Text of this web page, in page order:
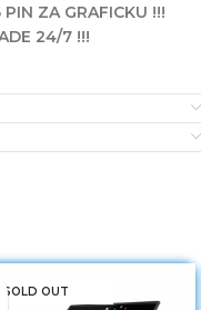
ZA GRAFICKU !!!
24/7 !!!
SOLD OUT